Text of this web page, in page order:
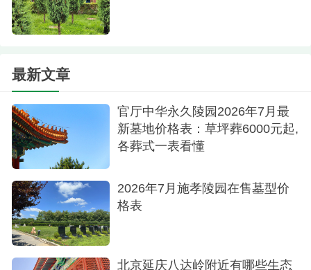
“以树伴碑”的设计思路，打破了传统墓地“碑为
载体，春来发芽，夏来遮荫，秋来落叶，冬来覆
雪。四季轮回中，亲人来看望时，触摸的不再是冰
冷的石头，而是一棵正在生长的、鲜活的树。
03石材工艺：花岗岩材质｜经得起时间考验
的品质
在“看不见的地方”，依然用足诚意。
卧碑主体选用天然花岗岩打造。这种石材密度
高、质地坚硬，具有极佳的抗风化、抗腐蚀性能。
表面经过专业抛光处理，触感温润，色泽沉稳低
最新文章
官厅中华永久陵园2026年7月最
新墓地价格表：草坪葬6000元起,
各葬式一表看懂
2026年7月施孝陵园在售墓型价
格表
北京延庆八达岭附近有哪些生态